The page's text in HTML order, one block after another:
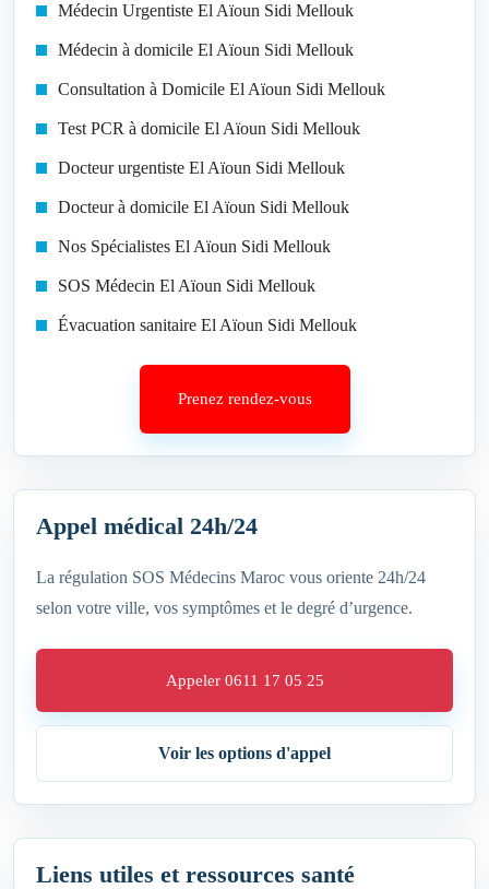
Médecin Urgentiste El Aïoun Sidi Mellouk
Médecin à domicile El Aïoun Sidi Mellouk
Consultation à Domicile El Aïoun Sidi Mellouk
Test PCR à domicile El Aïoun Sidi Mellouk
Docteur urgentiste El Aïoun Sidi Mellouk
Docteur à domicile El Aïoun Sidi Mellouk
Nos Spécialistes El Aïoun Sidi Mellouk
SOS Médecin El Aïoun Sidi Mellouk
Évacuation sanitaire El Aïoun Sidi Mellouk
Prenez rendez-vous
Appel médical 24h/24
La régulation SOS Médecins Maroc vous oriente 24h/24
selon votre ville, vos symptômes et le degré d’urgence.
Appeler 0611 17 05 25
Voir les options d'appel
Liens utiles et ressources santé